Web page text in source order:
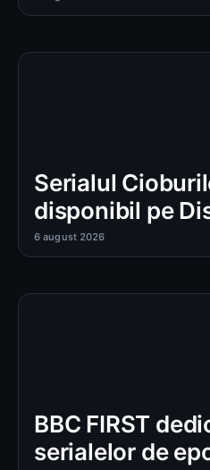
Serialul
disponibil pe
6 august 2026
BBC FIRST
serialelor de